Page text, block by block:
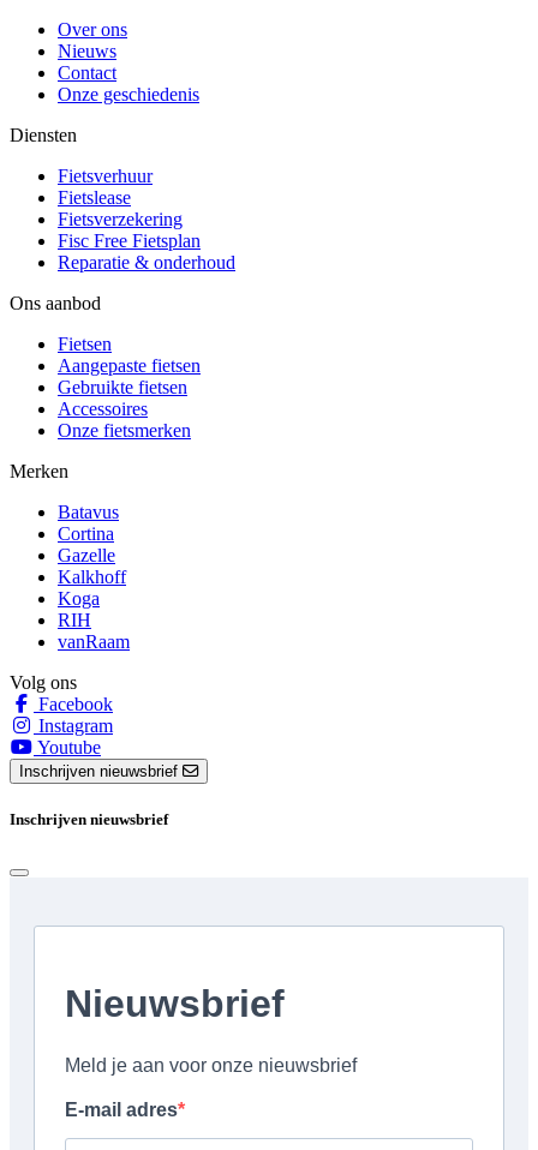
Over ons
Nieuws
Contact
Onze geschiedenis
Diensten
Fietsverhuur
Fietslease
Fietsverzekering
Fisc Free Fietsplan
Reparatie & onderhoud
Ons aanbod
Fietsen
Aangepaste fietsen
Gebruikte fietsen
Accessoires
Onze fietsmerken
Merken
Batavus
Cortina
Gazelle
Kalkhoff
Koga
RIH
vanRaam
Volg ons
Facebook
Instagram
Youtube
Inschrijven nieuwsbrief
Inschrijven nieuwsbrief